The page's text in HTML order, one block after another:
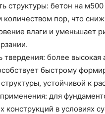
структуры: бетон на
пор, что
влаги и уменьшает
твердения: более высокая
быстрому
устойчивой к
для
конструкций в условиях